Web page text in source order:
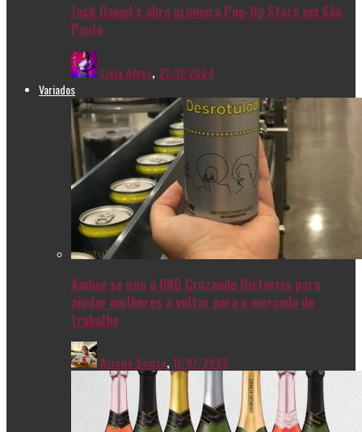
Jack Daniel’s abre primeira Pop-Up Store em São
Paulo
Livia Alves, 27/11/2024
Variados
Ambev se une à ONG Cruzando Histórias para
ajudar mulheres a voltar para o mercado de
trabalho
Ariana Souza,11/07/2022